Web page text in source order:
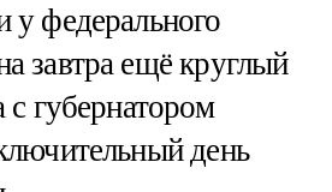
у федерального
завтра ещё круглый
с губернатором
день